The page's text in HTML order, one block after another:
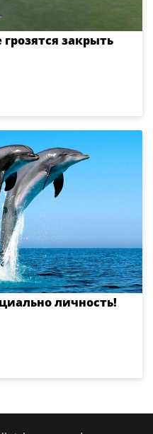
закрыть
личность!